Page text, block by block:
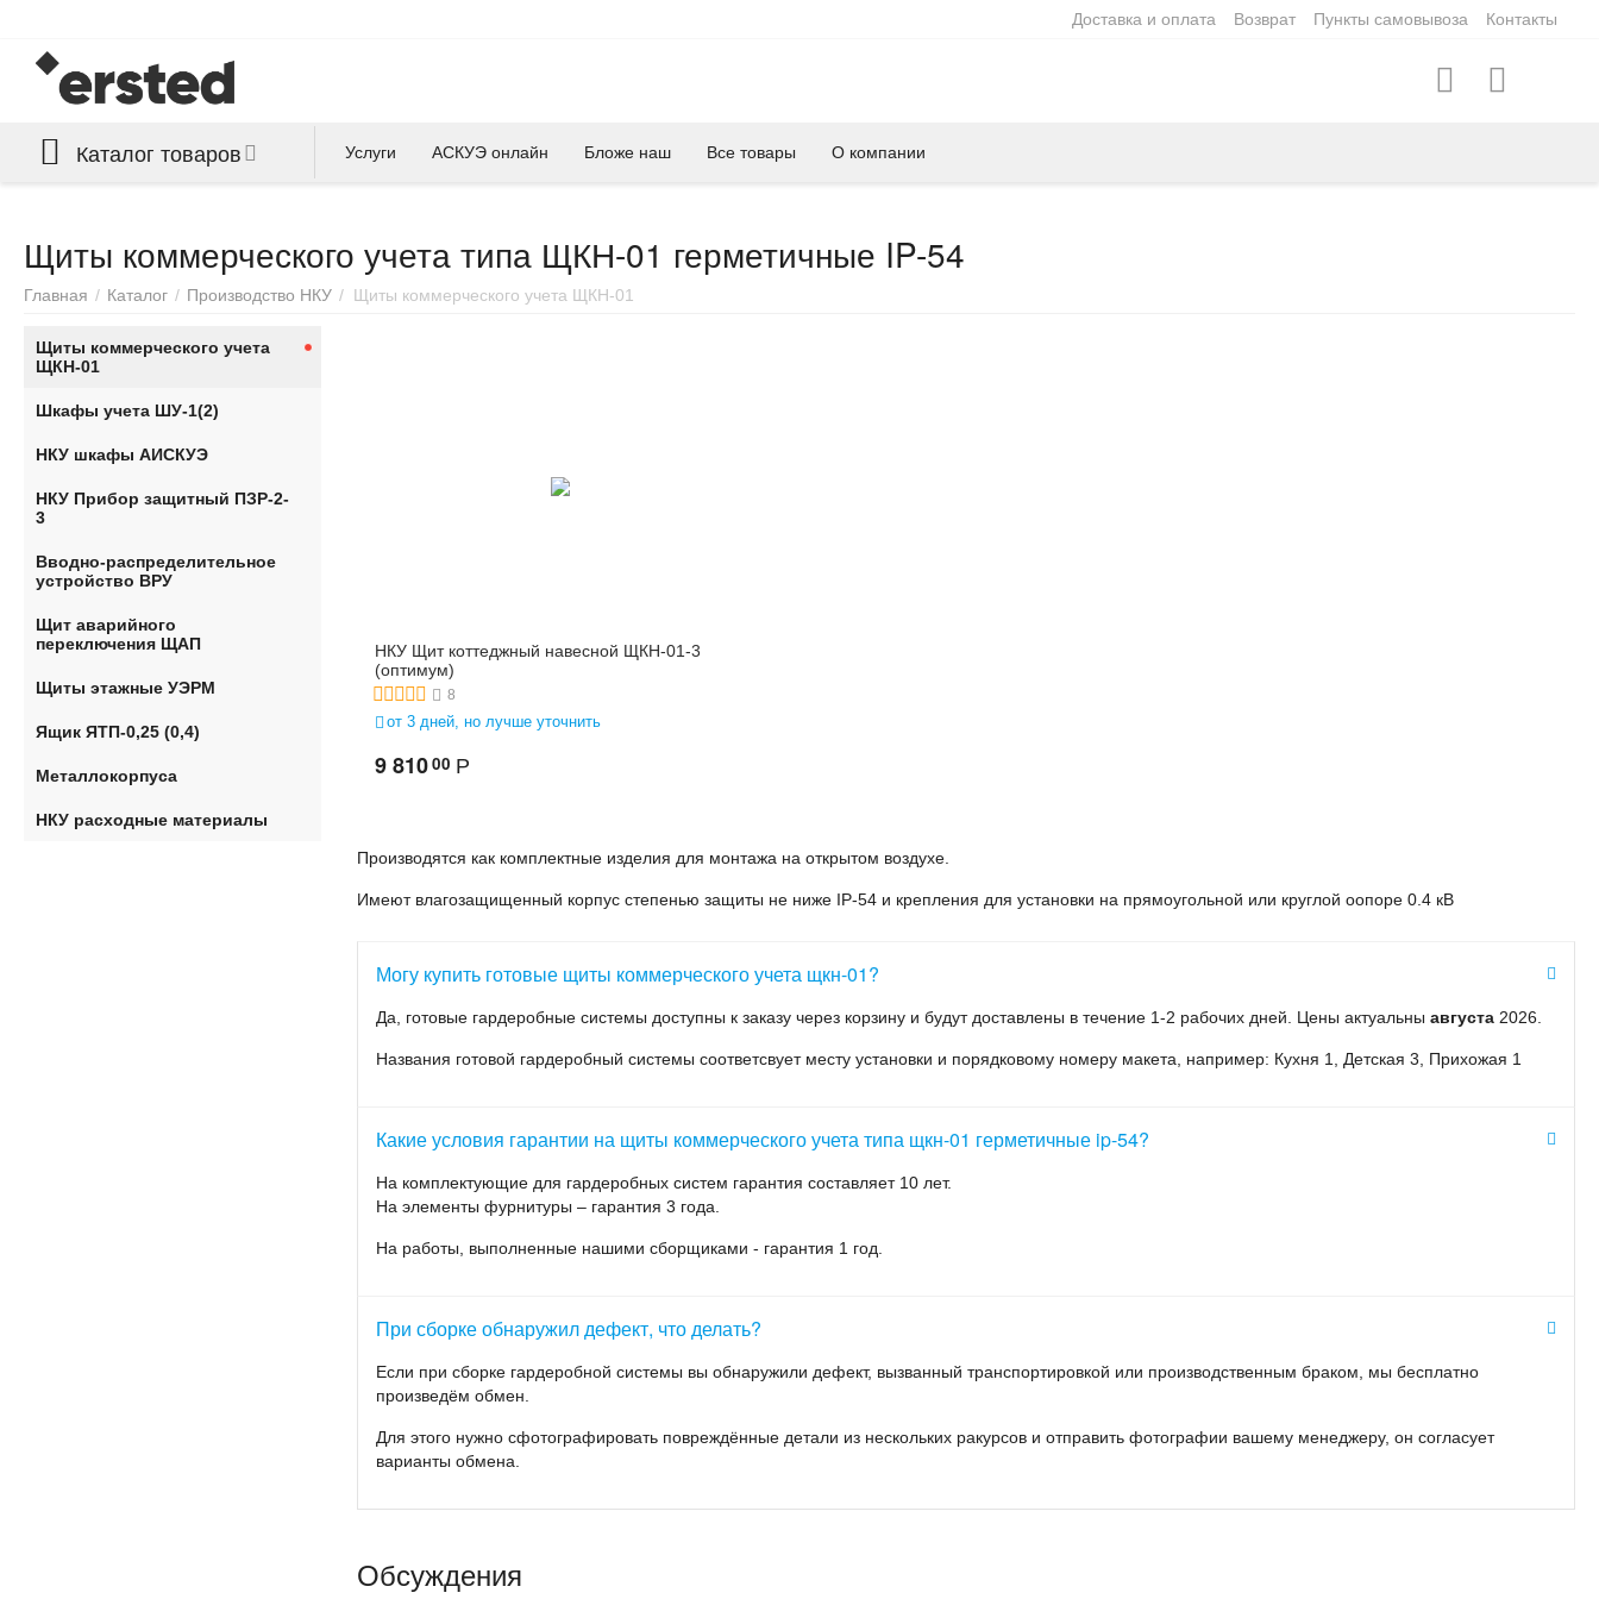
Доставка и оплата Возврат Пункты самовывоза Контакты
Каталог товаров Услуги АСКУЭ онлайн Бложе наш Все товары О компании
Щиты коммерческого учета типа ЩКН-01 герметичные IP-54
Главная / Каталог / Производство НКУ / Щиты коммерческого учета ЩКН-01
Производятся как комплектные изделия для монтажа на открытом воздухе.
Имеют влагозащищенный корпус степенью защиты не ниже IP-54 и крепления для установки на прямоугольной или круглой оопоре 0.4 кВ
Могу купить готовые щиты коммерческого учета щкн-01?
Да, готовые гардеробные системы доступны к заказу через корзину и будут доставлены в течение 1-2 рабочих дней. Цены актуальны августа 2026.
Названия готовой гардеробный системы соответсвует месту установки и порядковому номеру макета, например: Кухня 1, Детская 3, Прихожая 1
Какие условия гарантии на щиты коммерческого учета типа щкн-01 герметичные ip-54?
На комплектующие для гардеробных систем гарантия составляет 10 лет.
На элементы фурнитуры – гарантия 3 года.
На работы, выполненные нашими сборщиками - гарантия 1 год.
При сборке обнаружил дефект, что делать?
Если при сборке гардеробной системы вы обнаружили дефект, вызванный транспортировкой или производственным браком, мы бесплатно
произведём обмен.
Для этого нужно сфотографировать повреждённые детали из нескольких ракурсов и отправить фотографии вашему менеджеру, он согласует
варианты обмена.
НКУ Щит коттеджный навесной ЩКН-01-3
(оптимум)
8
от 3 дней, но лучше уточнить
9 81000 Р
Обсуждения
Щиты коммерческого учета
ЩКН-01
Шкафы учета ШУ-1(2)
НКУ шкафы АИСКУЭ
НКУ Прибор защитный ПЗР-2-
3
Вводно-распределительное
устройство ВРУ
Щит аварийного
переключения ЩАП
Щиты этажные УЭРМ
Ящик ЯТП-0,25 (0,4)
Металлокорпуса
НКУ расходные материалы